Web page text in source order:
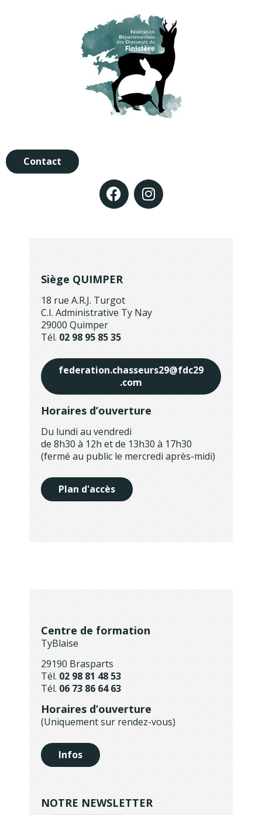
Contact
Siège QUIMPER
18 rue A.R.J. Turgot
C.I. Administrative Ty Nay
29000 Quimper
Tél.02 98 95 85 35
federation.chasseurs29@fdc29
.com
Horaires d’ouverture
Du lundi au vendredi
de 8h30 à 12h et de 13h30 à 17h30
(fermé au public le mercredi après-midi)
Plan d'accès
Centre de formation
TyBlaise
29190 Brasparts
Tél.02 98 81 48 53
Tél.06 73 86 64 63
Horaires d’ouverture
(Uniquement sur rendez-vous)
Infos
NOTRE NEWSLETTER